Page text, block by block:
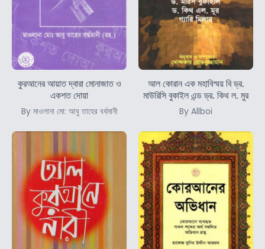
কুরআনের আয়াত দ্বারা মোনাজাত ও
একশত দোয়া
By মাওলানা মো: আবু তাহের বর্ধমানী
আল কোরান এক মহাবিস্ময় বি ড্র.
মাউরিসি বুকাইল এন্ড ড্র. কিথ ল. মুর
By Allboi